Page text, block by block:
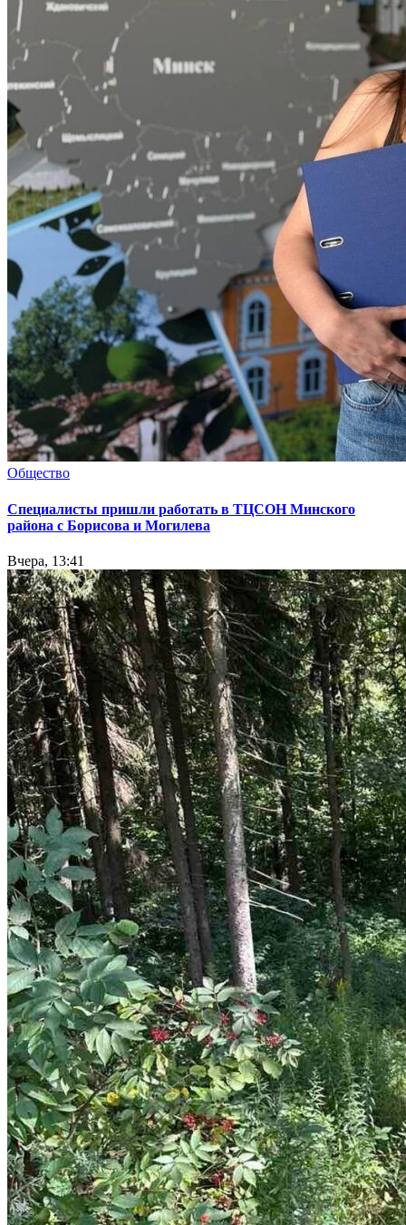
Общество
Специалисты пришли работать в ТЦСОН Минского
района с Борисова и Могилева
Вчера, 13:41